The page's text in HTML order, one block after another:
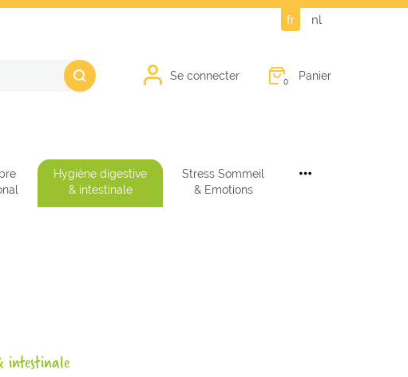
fr nl
Se connecter Panier
0
Hygiène digestive
& intestinale
Stress Sommeil
& Emotions
intestinale